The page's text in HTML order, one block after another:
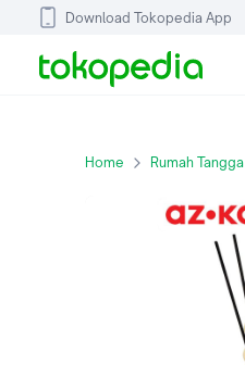
Download Tokopedia App
Home Rumah Tangga